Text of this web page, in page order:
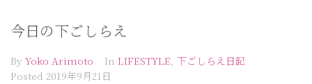
今日の下ごしらえ
By Yoko Arimoto In LIFESTYLE, 下ごしらえ日記
Posted 2019年9月21日